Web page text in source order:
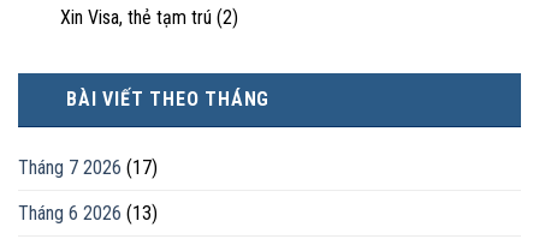
Xin Visa, thẻ tạm trú (2)
BÀI VIẾT THEO THÁNG
Tháng 7 2026 (17)
Tháng 6 2026 (13)